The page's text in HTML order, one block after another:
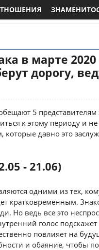
в марте
дорогу,
5
к этому периоду и
которые давно это
- 21.06)
одними из тех,
кратковременным.
Но ведь все это
голос
повлияет на
и обаяние, чтобы